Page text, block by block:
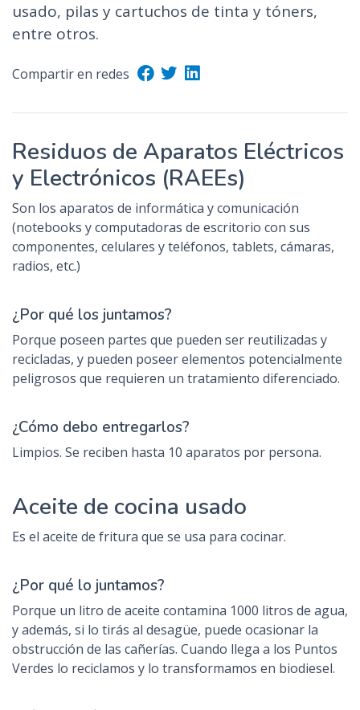
usado, pilas y cartuchos de tinta y tóners,
entre otros.
Compartir en redes
Residuos de Aparatos Eléctricos
y Electrónicos (RAEEs)
Son los aparatos de informática y comunicación
(notebooks y computadoras de escritorio con sus
componentes, celulares y teléfonos, tablets, cámaras,
radios, etc.)
¿Por qué los juntamos?
Porque poseen partes que pueden ser reutilizadas y
recicladas, y pueden poseer elementos potencialmente
peligrosos que requieren un tratamiento diferenciado.
¿Cómo debo entregarlos?
Limpios. Se reciben hasta 10 aparatos por persona.
Aceite de cocina usado
Es el aceite de fritura que se usa para cocinar.
¿Por qué lo juntamos?
Porque un litro de aceite contamina 1000 litros de agua,
y además, si lo tirás al desagüe, puede ocasionar la
obstrucción de las cañerías. Cuando llega a los Puntos
Verdes lo reciclamos y lo transformamos en biodiesel.